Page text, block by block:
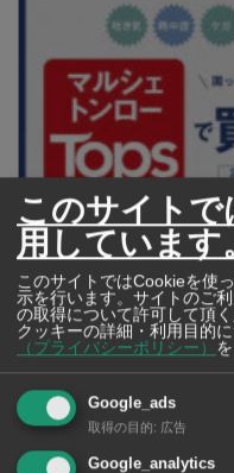
【タイ・バンコク】 マルシ
2026年版
このサイト
用しています
このサイトではCookieを使
示を行います。サイトのご
の取得について許可して頂く
クッキーの詳細・利用目的
（プライバシーポリシー）
Google_ads
取得の目的: 広告
Google_analytics